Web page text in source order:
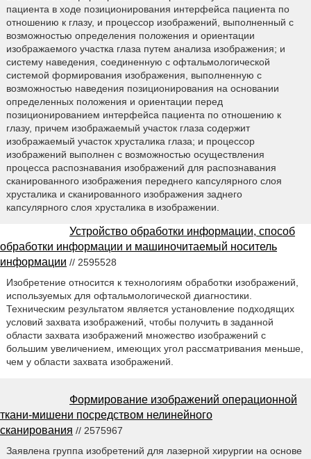
пациента в ходе позиционирования интерфейса пациента по
отношению к глазу, и процессор изображений, выполненный с
возможностью определения положения и ориентации
изображаемого участка глаза путем анализа изображения; и
систему наведения, соединенную с офтальмологической
системой формирования изображения, выполненную с
возможностью наведения позиционирования на основании
определенных положения и ориентации перед
позиционированием интерфейса пациента по отношению к
глазу, причем изображаемый участок глаза содержит
изображаемый участок хрусталика глаза; и процессор
изображений выполнен с возможностью осуществления
процесса распознавания изображений для распознавания
сканированного изображения переднего капсулярного слоя
хрусталика и сканированного изображения заднего
капсулярного слоя хрусталика в изображении.
Устройство обработки информации, способ
обработки информации и машиночитаемый носитель
информации // 2595528
Изобретение относится к технологиям обработки изображений,
используемых для офтальмологической диагностики.
Техническим результатом является установление подходящих
условий захвата изображений, чтобы получить в заданной
области захвата изображений множество изображений с
большим увеличением, имеющих угол рассматривания меньше,
чем у области захвата изображений.
Формирование изображений операционной
ткани-мишени посредством нелинейного
сканирования // 2575967
Заявлена группа изобретений для лазерной хирургии на основе